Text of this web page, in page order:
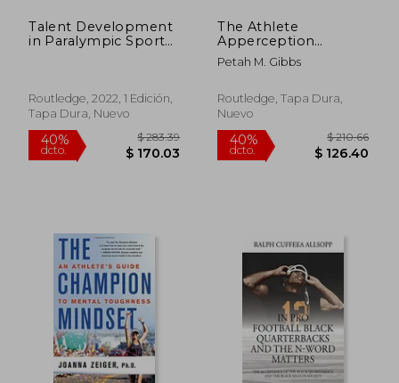
40%
dcto.
40%
dcto.
Talent Development
in Paralympic Sport
Routledge, 2022, 1 Edición,
Tapa Dura, Nuevo
The Athlete
Apperception
Technique: Manual
and Materials for
Psychologists
(Routledge Research
Science)
Petah M. Gibbs
Routledge, Tapa Dura,
Nuevo